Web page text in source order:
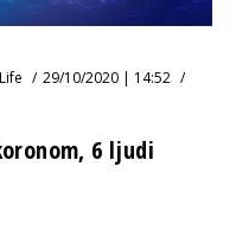
29/10/2020 | 14:52
6 ljudi